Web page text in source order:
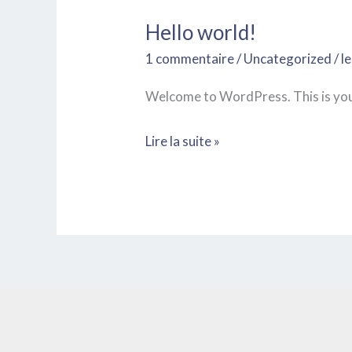
Hello world!
1 commentaire/Uncategorized/
Welcome to WordPress. This is
Hello
world!
Lire la suite »